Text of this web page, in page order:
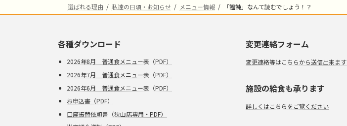
選ばれる理由 私達の日頃・お知らせ メニュー情報 「饂飩」なんて読むでしょう！？
各種ダウンロード
2026年8月 普通食メニュー表（PDF）
2026年7月 普通食メニュー表（PDF）
2026年6月 普通食メニュー表（PDF）
お申込書（PDF）
口座振替依頼書（狭山店専用・PDF）
変更連絡フォーム
変更連絡等はこちらから送信出来ます
施設の給食も承ります
詳しくはこちらをご覧ください